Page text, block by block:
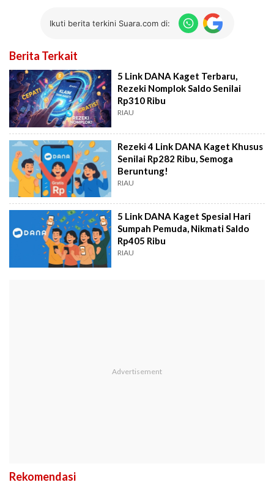
Ikuti berita terkini Suara.com di:
Berita Terkait
5 Link DANA Kaget Terbaru,
Rezeki Nomplok Saldo Senilai
Rp310 Ribu
RIAU
Rezeki 4 Link DANA Kaget Khusus
Senilai Rp282 Ribu, Semoga
Beruntung!
RIAU
5 Link DANA Kaget Spesial Hari
Sumpah Pemuda, Nikmati Saldo
Rp405 Ribu
RIAU
Rekomendasi